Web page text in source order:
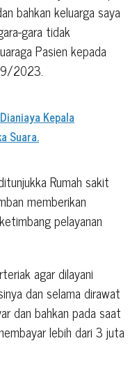
bahkan keluarga saya
gara tidak
Pasien kepada
9/2023.
Kepala
Suara.
Rumah sakit
memberikan
pelayanan
agar dilayani
dan selama dirawat
dan bahkan pada saat
lebih dari 3 juta